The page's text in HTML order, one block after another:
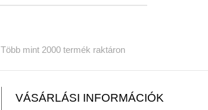
Több mint 2000 termék raktáron
VÁSÁRLÁSI INFORMÁCIÓK